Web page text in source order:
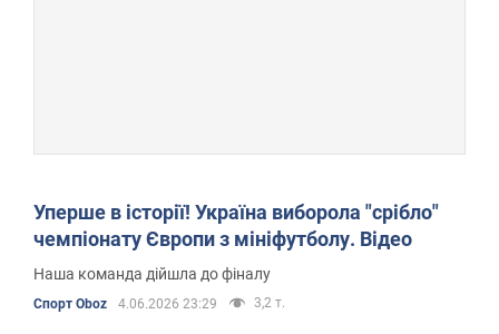
Уперше в історії! Україна виборола "срібло"
чемпіонату Європи з мініфутболу. Відео
Наша команда дійшла до фіналу
Спорт Oboz 4.06.2026 23:29 3,2 т.